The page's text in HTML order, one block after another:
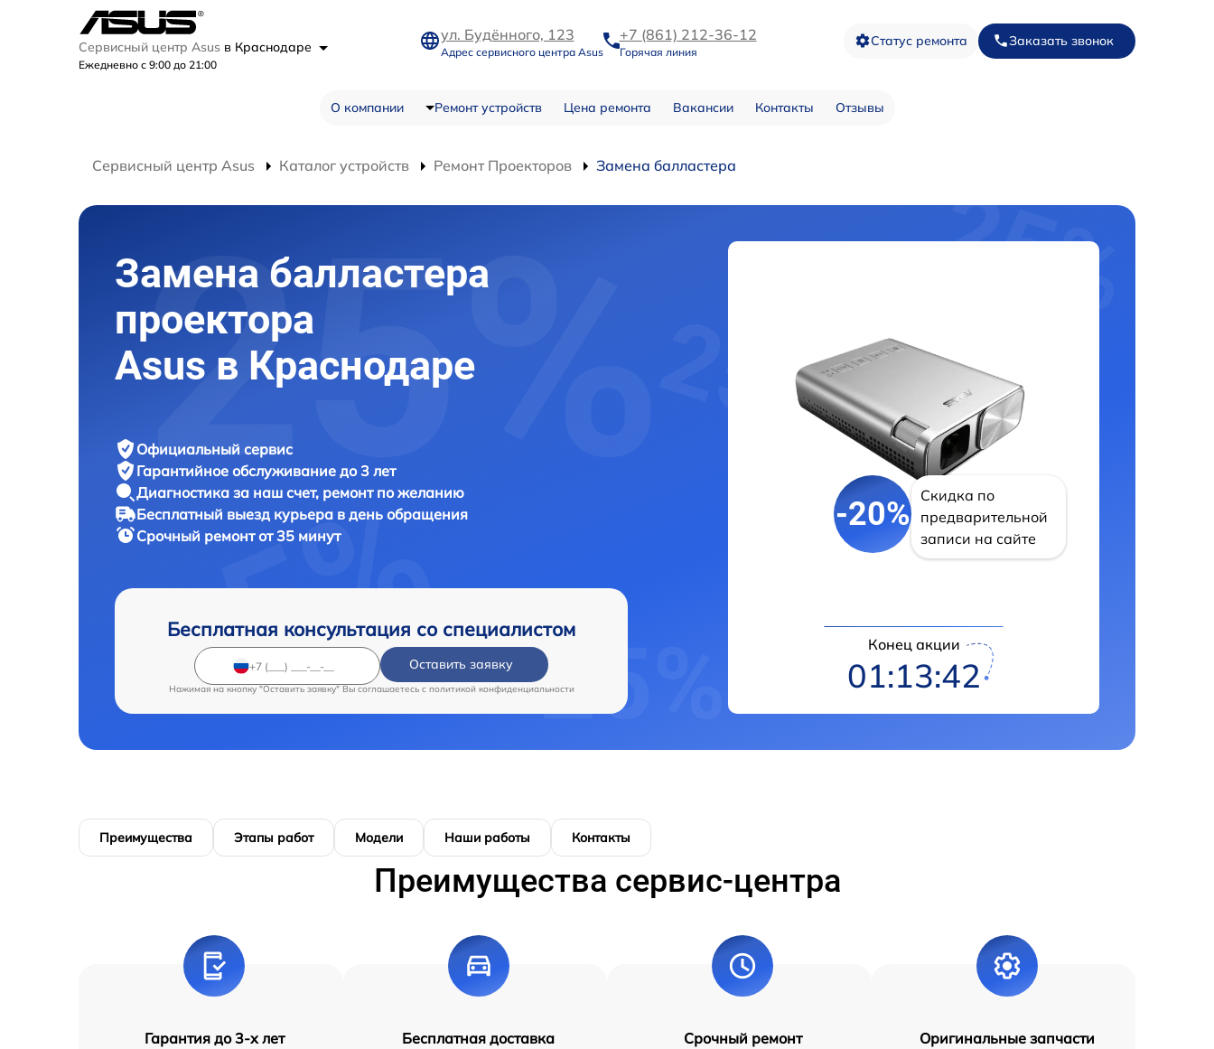
Сервисный центр Asus в Краснодаре
Ежедневно с 9:00 до 21:00
ул. Будённого, 123
Адрес сервисного центра Asus
+7 (861) 212-36-12
Горячая линия
Статус ремонта Заказать звонок
О компании Ремонт устройств Цена ремонта Вакансии Контакты Отзывы
Сервисный центр Asus Каталог устройств Ремонт Проекторов Замена балластера
Замена балластера
проектора
Asus в Краснодаре
Официальный сервис
Гарантийное обслуживание до 3 лет
Диагностика за наш счет, ремонт по желанию
Бесплатный выезд курьера в день обращения
Срочный ремонтот 35 минут
Бесплатная консультация со специалистом
Оставить заявку
Нажимая на кнопку "Оставить заявку" Вы соглашаетесь c политикой конфиденциальности
-20%
Скидка по
предварительной
записи на сайте
Конец акции
01:13:41
Преимущества Этапы работ Модели Наши работы Контакты
Преимущества сервис-центра
Гарантия до 3-х лет Бесплатная доставка Срочный ремонт Оригинальные запчасти